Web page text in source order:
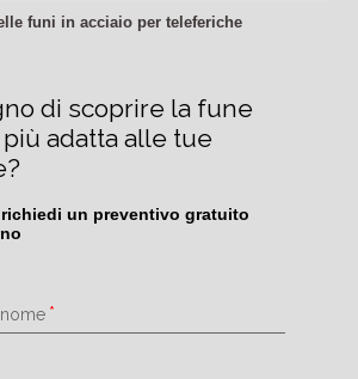
funi in acciaio per teleferiche
di scoprire la fune
adatta alle tue
un preventivo gratuito